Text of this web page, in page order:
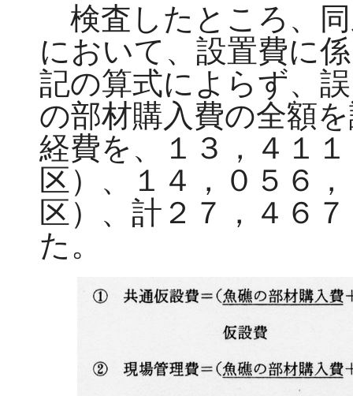
検査したところ、
において、設置費に
記の算式によらず、
の部材購入費の全額
経費を、１３，４１
区）、１４，０５６
区）、計２７，４６
た。